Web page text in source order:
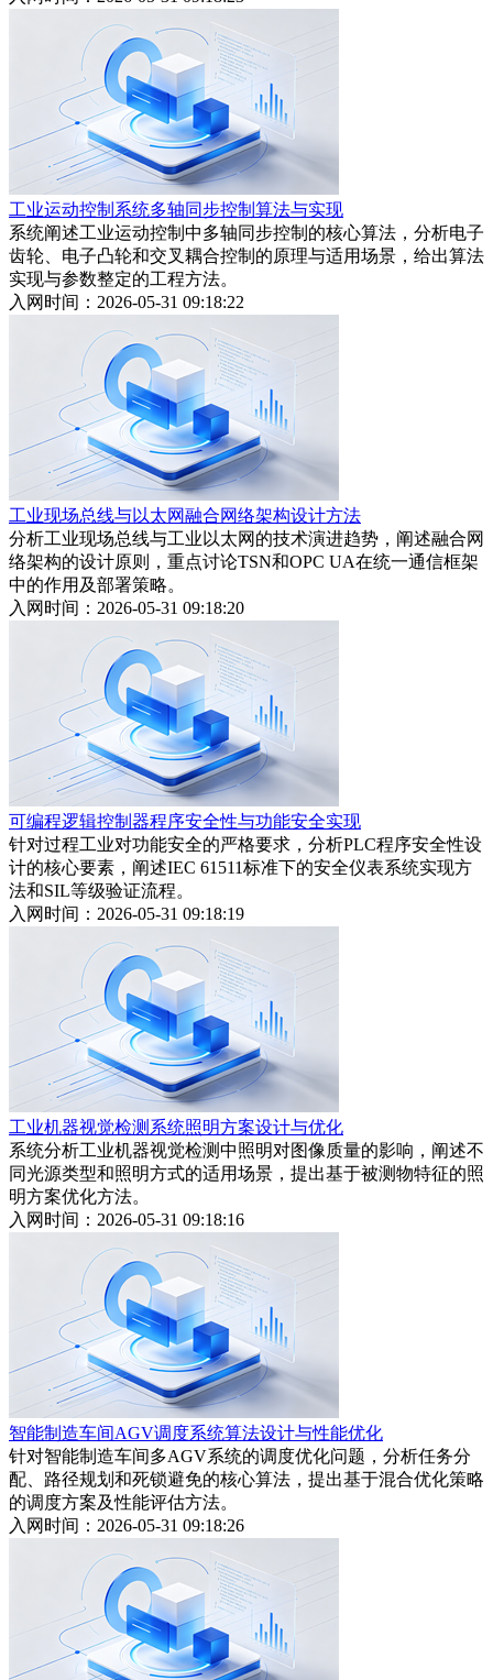
工业运动控制系统多轴同步控制算法与实现
系统阐述工业运动控制中多轴同步控制的核心算法，分析电子
齿轮、电子凸轮和交叉耦合控制的原理与适用场景，给出算法
实现与参数整定的工程方法。
入网时间：2026-05-31 09:18:22
工业现场总线与以太网融合网络架构设计方法
分析工业现场总线与工业以太网的技术演进趋势，阐述融合网
络架构的设计原则，重点讨论TSN和OPC UA在统一通信框架
中的作用及部署策略。
入网时间：2026-05-31 09:18:20
可编程逻辑控制器程序安全性与功能安全实现
针对过程工业对功能安全的严格要求，分析PLC程序安全性设
计的核心要素，阐述IEC 61511标准下的安全仪表系统实现方
法和SIL等级验证流程。
入网时间：2026-05-31 09:18:19
工业机器视觉检测系统照明方案设计与优化
系统分析工业机器视觉检测中照明对图像质量的影响，阐述不
同光源类型和照明方式的适用场景，提出基于被测物特征的照
明方案优化方法。
入网时间：2026-05-31 09:18:16
智能制造车间AGV调度系统算法设计与性能优化
针对智能制造车间多AGV系统的调度优化问题，分析任务分
配、路径规划和死锁避免的核心算法，提出基于混合优化策略
的调度方案及性能评估方法。
入网时间：2026-05-31 09:18:26